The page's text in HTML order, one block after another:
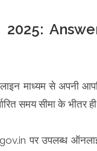
माध्यम से अपनी
समय सीमा के भीतर
पर उपलब्ध